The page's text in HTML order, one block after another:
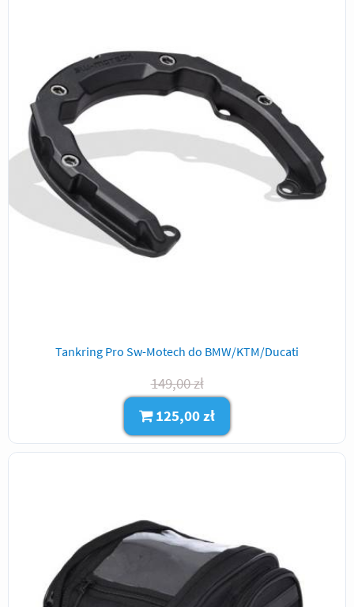
Tankring Pro Sw-Motech do BMW/KTM/Ducati
149,00 zł
125,00 zł